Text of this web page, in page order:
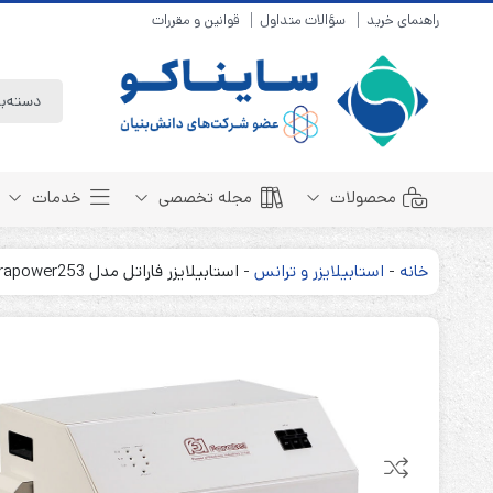
راهنمای خرید سؤالات متداول قوانین و مقررات
محصولات
باتری سیلد لید اسید
باتری لیتیوم
باتری نیکل کادمیوم
باتری نیکل متال هیدرید
مجله تخصصی
مبانی باتری
طول عمر باتری
باتری هوشمند
بسته بندی و ایمنی
روش های شارژ
خدمات
خانه - استابیلایزر و ترانس- استابیلایزر فاراتل مدل Farapower253